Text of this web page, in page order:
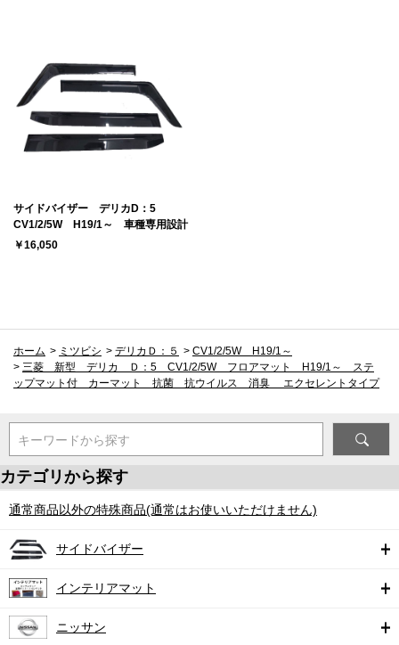
サイドバイザー デリカD：5
CV1/2/5W H19/1～ 車種専用設計
￥16,050
ホーム > ミツビシ > デリカＤ：５ > CV1/2/5W H19/1～
> 三菱 新型 デリカ Ｄ：5 CV1/2/5W フロアマット H19/1～ ステ
ップマット付 カーマット 抗菌 抗ウイルス 消臭 エクセレントタイプ
キーワードから探す
カテゴリから探す
通常商品以外の特殊商品(通常はお使いいただけません)
サイドバイザー
インテリアマット
ニッサン